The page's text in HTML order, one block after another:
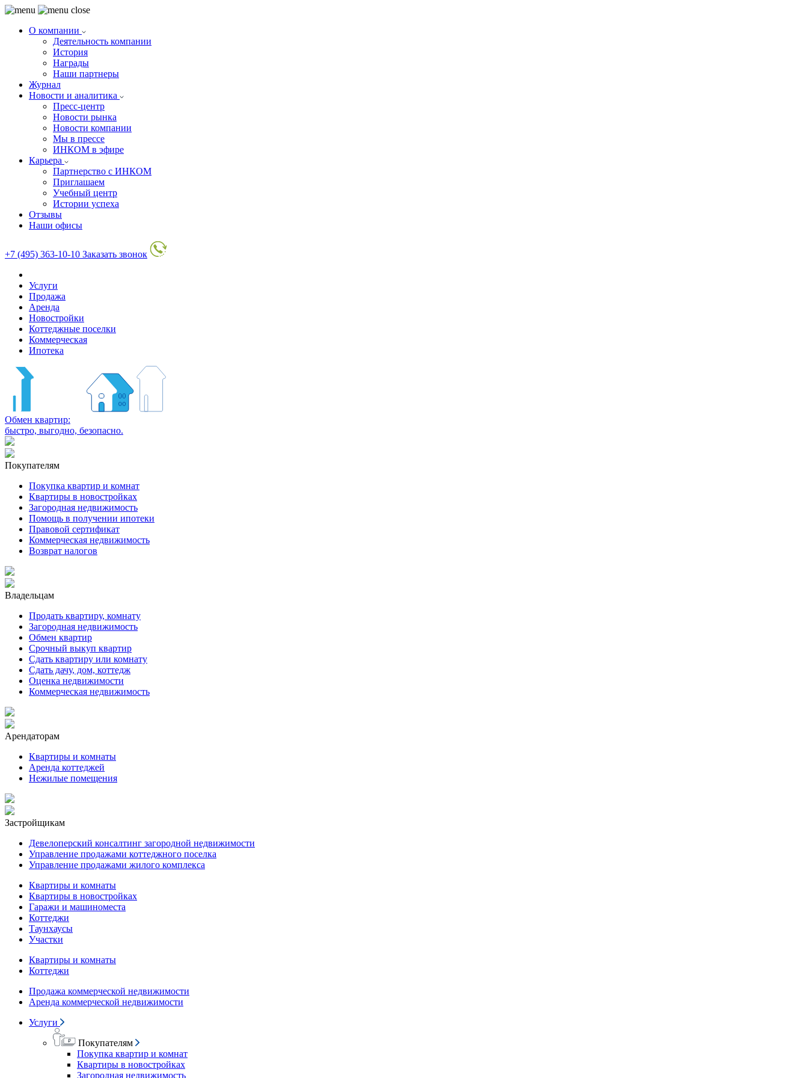
О компании
Деятельность компании
История
Награды
Наши партнеры
Журнал
Новости и аналитика
Пресс-центр
Новости рынка
Новости компании
Мы в прессе
ИНКОМ в эфире
Карьера
Партнерство с ИНКОМ
Приглашаем
Учебный центр
Истории успеха
Отзывы
Наши офисы
+7 (495) 363-10-10 Заказать звонок
Услуги
Продажа
Аренда
Новостройки
Коттеджные поселки
Коммерческая
Ипотека
Обмен квартир:
быстро, выгодно, безопасно.
Покупателям
Покупка квартир и комнат
Квартиры в новостройках
Загородная недвижимость
Помощь в получении ипотеки
Правовой сертификат
Коммерческая недвижимость
Возврат налогов
Владельцам
Продать квартиру, комнату
Загородная недвижимость
Обмен квартир
Срочный выкуп квартир
Сдать квартиру или комнату
Сдать дачу, дом, коттедж
Оценка недвижимости
Коммерческая недвижимость
Арендаторам
Квартиры и комнаты
Аренда коттеджей
Нежилые помещения
Застройщикам
Девелоперский консалтинг загородной недвижимости
Управление продажами коттеджного поселка
Управление продажами жилого комплекса
Квартиры и комнаты
Квартиры в новостройках
Гаражи и машиноместа
Коттеджи
Таунхаусы
Участки
Квартиры и комнаты
Коттеджи
Продажа коммерческой недвижимости
Аренда коммерческой недвижимости
Услуги
Покупателям
Покупка квартир и комнат
Квартиры в новостройках
Загородная недвижимость